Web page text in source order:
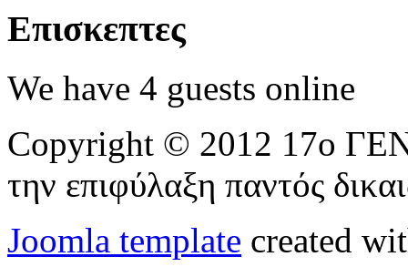
Επισκεπτες
We have 4 guests online
Copyright © 2012 17ο
την επιφύλαξη παντός
Joomla template created